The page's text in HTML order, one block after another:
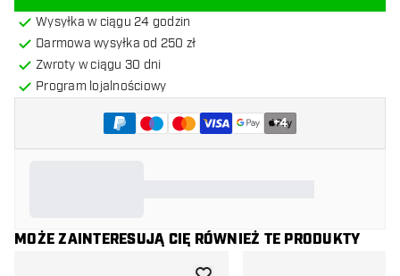
Wysyłka w ciągu 24 godzin
Darmowa wysyłka od 250 zł
Zwroty w ciągu 30 dni
Program lojalnościowy
+4
MOŻE ZAINTERESUJĄ CIĘ RÓWNIEŻ TE PRODUKTY